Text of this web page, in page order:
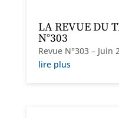
LA REVUE DU
N°303
Revue N°303 – Juin
lire plus